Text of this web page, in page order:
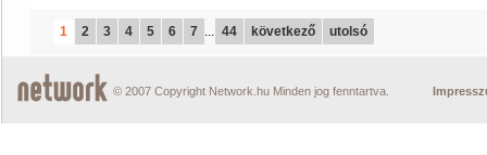
1 2 3 4 5 6 7 ... 44 következő utolsó
© 2007 Copyright Network.hu Minden jog fenntartva.